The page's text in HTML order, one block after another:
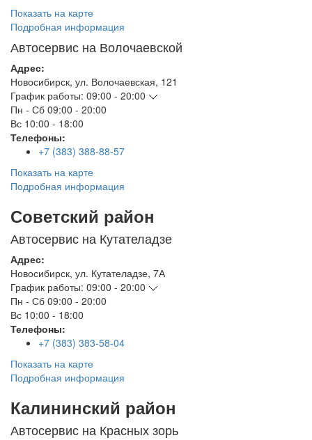
Показать на карте
Подробная информация
Автосервис на Волочаевской
Адрес:
Новосибирск, ул. Волочаевская, 121
График работы: 09:00 - 20:00
Пн - Сб 09:00 - 20:00
Вс 10:00 - 18:00
Телефоны:
+7 (383) 388-88-57
Показать на карте
Подробная информация
Советский район
Автосервис на Кутателадзе
Адрес:
Новосибирск, ул. Кутателадзе, 7А
График работы: 09:00 - 20:00
Пн - Сб 09:00 - 20:00
Вс 10:00 - 18:00
Телефоны:
+7 (383) 383-58-04
Показать на карте
Подробная информация
Калининский район
Автосервис на Красных зорь